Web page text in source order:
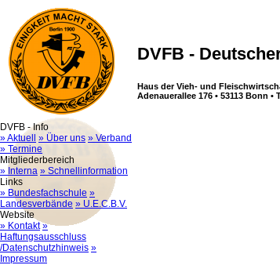
DVFB -
Haus der Vieh- und
Adenauerallee 176 • 53113 Bonn •
DVFB - Info
» Aktuell
» Über uns » Verband
» Termine
Mitgliederbereich
» Interna » Schnellinformation
Links
» Bundesfachschule »
Landesverbände » U.E.C.B.V.
Website
» Kontakt »
Haftungsausschluss
/Datenschutzhinweis »
Impressum